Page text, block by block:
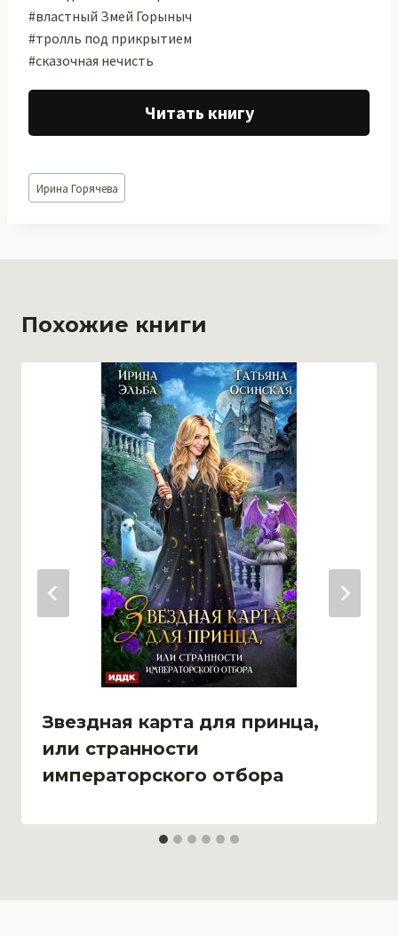
#властный Змей Горыныч
#тролль под прикрытием
#сказочная нечисть
Читать книгу
Метки
записи:
Ирина Горячева
Похожие книги
Звездная карта для принца,
или странности
императорского отбора